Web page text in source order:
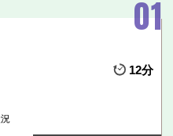
12分